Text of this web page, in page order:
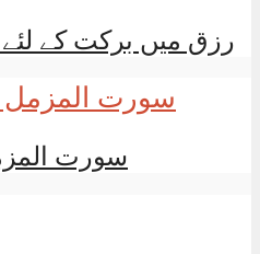
رزق میں برکت کے
سورت